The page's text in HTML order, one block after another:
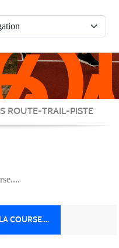
ROUTE-TRAIL-PISTE
COURSE....